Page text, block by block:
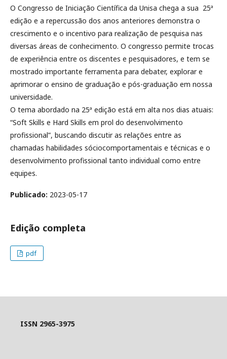
O Congresso de Iniciação Científica da Unisa chega a sua 25ª
edição e a repercussão dos anos anteriores demonstra o
crescimento e o incentivo para realização de pesquisa nas
diversas áreas de conhecimento. O congresso permite trocas
de experiência entre os discentes e pesquisadores, e tem se
mostrado importante ferramenta para debater, explorar e
aprimorar o ensino de graduação e pós-graduação em nossa
universidade.
O tema abordado na 25ª edição está em alta nos dias atuais:
“Soft Skills e Hard Skills em prol do desenvolvimento
profissional”, buscando discutir as relações entre as
chamadas habilidades sóciocomportamentais e técnicas e o
desenvolvimento profissional tanto individual como entre
equipes.
Publicado: 2023-05-17
Edição completa
pdf
ISSN 2965-3975